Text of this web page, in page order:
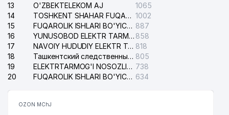
13
O'ZBEKTELEKOM AJ
1065
14
TOSHKENT SHAHAR FUQAROLIK ISHLARI BO'YICHA SUDI 1002
15
FUQAROLIK ISHLARI BO'YICHA YAKKASAROY TUMANLARARO SUDI 887
16
YUNUSOBOD ELEKTR TARMOG'I NOSOZLIKLARI XIZMATI 858
17
NAVOIY HUDUDIY ELEKTR TARMOQLARI KORXONASI AJ 818
18
Ташкентский следственный изолятор 805
19
ELEKTRTARMOG'I NOSOZLIKLARINI TO'ZATISH SERGELI XIZMATI 738
20
FUQAROLIK ISHLARI BO'YICHA UCH-TEPA TUMANI SUDI 634
OZON MChJ